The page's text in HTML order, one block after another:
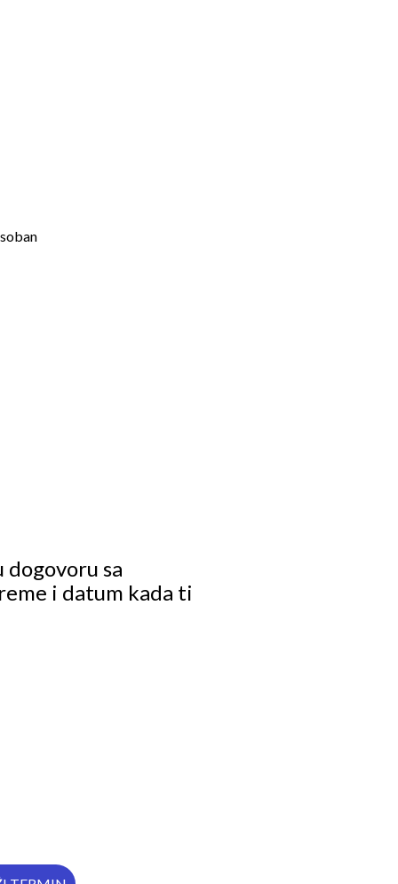
dogovoru sa
i datum kada ti